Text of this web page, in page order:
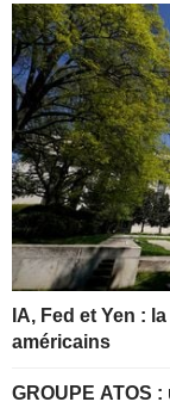
IA, Fed et Yen :
américains
GROUPE ATOS : une nouvelle année à